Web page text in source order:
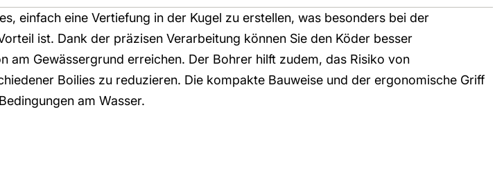
einfach eine Vertiefung in der Kugel zu erstellen, was besonders bei der
ist. Dank der präzisen Verarbeitung können Sie den Köder besser
am Gewässergrund erreichen. Der Bohrer hilft zudem, das Risiko von
Boilies zu reduzieren. Die kompakte Bauweise und der ergonomische Griff
am Wasser.